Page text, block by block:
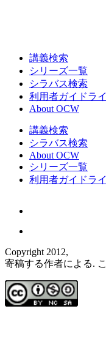
講義検索
シリーズ一覧
シラバス検索
利用者ガイドラ
About OCW
講義検索
シラバス検索
About OCW
シリーズ一覧
利用者ガイドラ
Copyright 2012,
寄稿する作者による.